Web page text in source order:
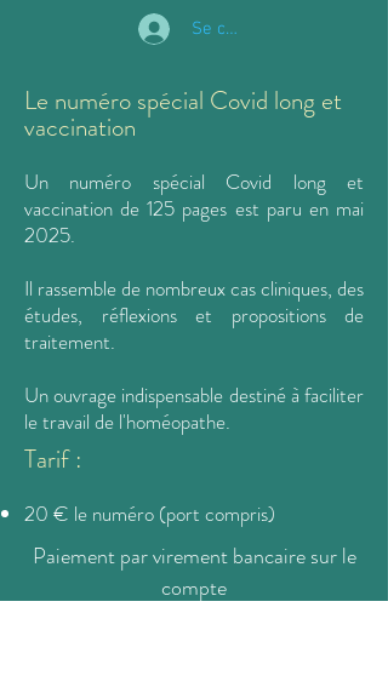
Se connecter
Le numéro spécial Covid long et
vaccination
Un numéro spécial Covid long et
vaccination de 125 pages est paru en mai
2025.
Il rassemble de nombreux cas cliniques, des
études, réflexions et propositions de
traitement.
Un ouvrage indispensable destiné à faciliter
le travail de l'homéopathe.
Tarif :
20 € le numéro (port compris)
Paiement par virement bancaire sur le
compte